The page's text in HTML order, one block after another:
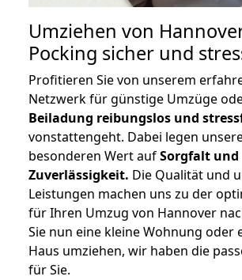
Umziehen von
Pocking sicher und
Profitieren Sie von unserem
Netzwerk für günstige Umzüge
Beiladung reibungslos und
vonstattengeht. Dabei legen
besonderen Wert aufSorgfalt und
Zuverlässigkeit. Die Qualität und
Leistungen machen uns zu der
für Ihren Umzug von Hannover
Sie nun eine kleine Wohnung oder
Haus umziehen, wir haben die
für Sie.